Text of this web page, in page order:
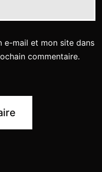
e-mail et mon site dans
commentaire.